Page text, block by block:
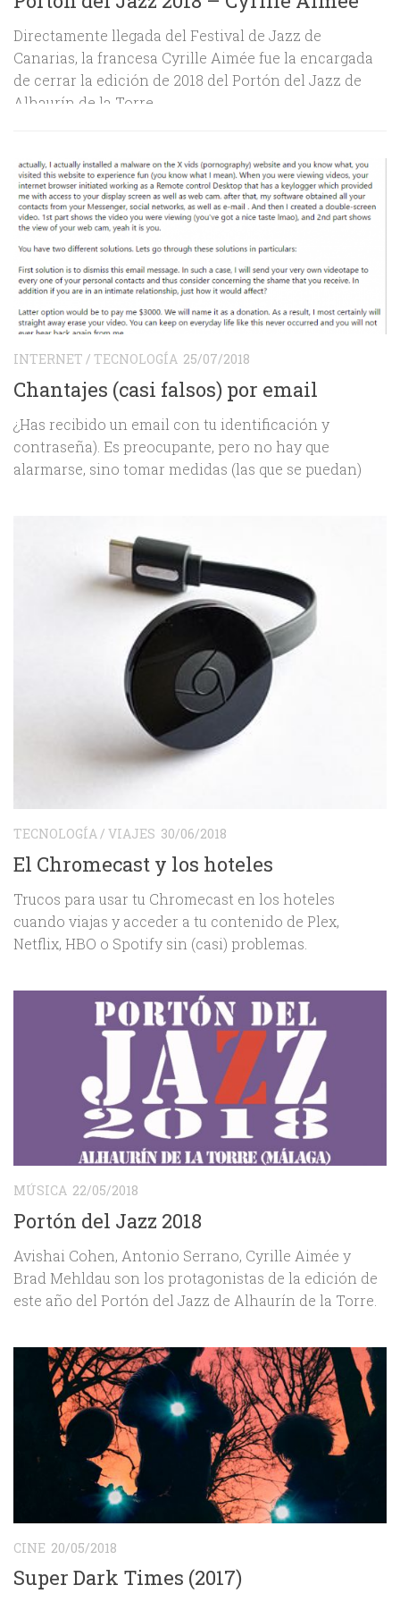
Directamente llegada del Festival de Jazz de
Canarias, la francesa Cyrille Aimée fue la encargada
de cerrar la edición de 2018 del Portón del Jazz de
Alhaurín de la Torre
INTERNET / TECNOLOGÍA 25/07/2018
Chantajes (casi falsos) por email
¿Has recibido un email con tu identificación y
contraseña). Es preocupante, pero no hay que
alarmarse, sino tomar medidas (las que se puedan)
TECNOLOGÍA/ VIAJES 30/06/2018
El Chromecast y los hoteles
Trucos para usar tu Chromecast en los hoteles
cuando viajas y acceder a tu contenido de Plex,
Netflix, HBO o Spotify sin (casi) problemas.
MÚSICA 22/05/2018
Portón del Jazz 2018
Avishai Cohen, Antonio Serrano, Cyrille Aimée y
Brad Mehldau son los protagonistas de la edición de
este año del Portón del Jazz de Alhaurín de la Torre.
CINE 20/05/2018
Super Dark Times (2017)